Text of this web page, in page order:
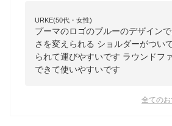
URKE(50代・女性)
プーマのロゴのブルーのデザイン
さを変えられる ショルダーがつい
られて運びやすいです ラウンドフ
できて使いやすいです
全てのお